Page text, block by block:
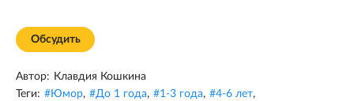
Обсудить
Автор: Клавдия Кошкина
Теги: #Юмор, #До 1 года, #1-3 года, #4-6 лет,